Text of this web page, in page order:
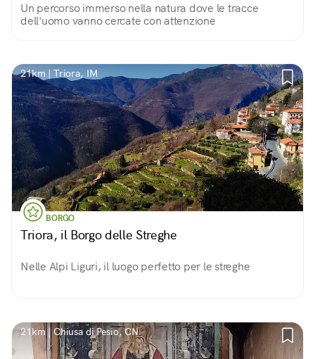
Un percorso immerso nella natura dove le tracce
dell'uomo vanno cercate con attenzione
21km | Triora, IM
BORGO
Triora, il Borgo delle Streghe
Nelle Alpi Liguri, il luogo perfetto per le streghe
21km | Chiusa di Pesio, CN